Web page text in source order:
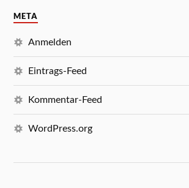
META
Anmelden
Eintrags-Feed
Kommentar-Feed
WordPress.org